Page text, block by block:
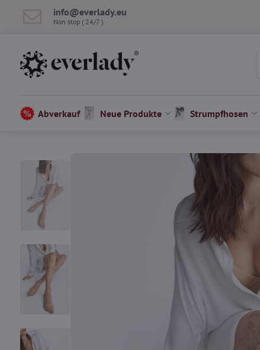
info​@everlady​.eu
Non stop ( 24/7 )
Abverkauf Neue Produkte Strumpfhosen